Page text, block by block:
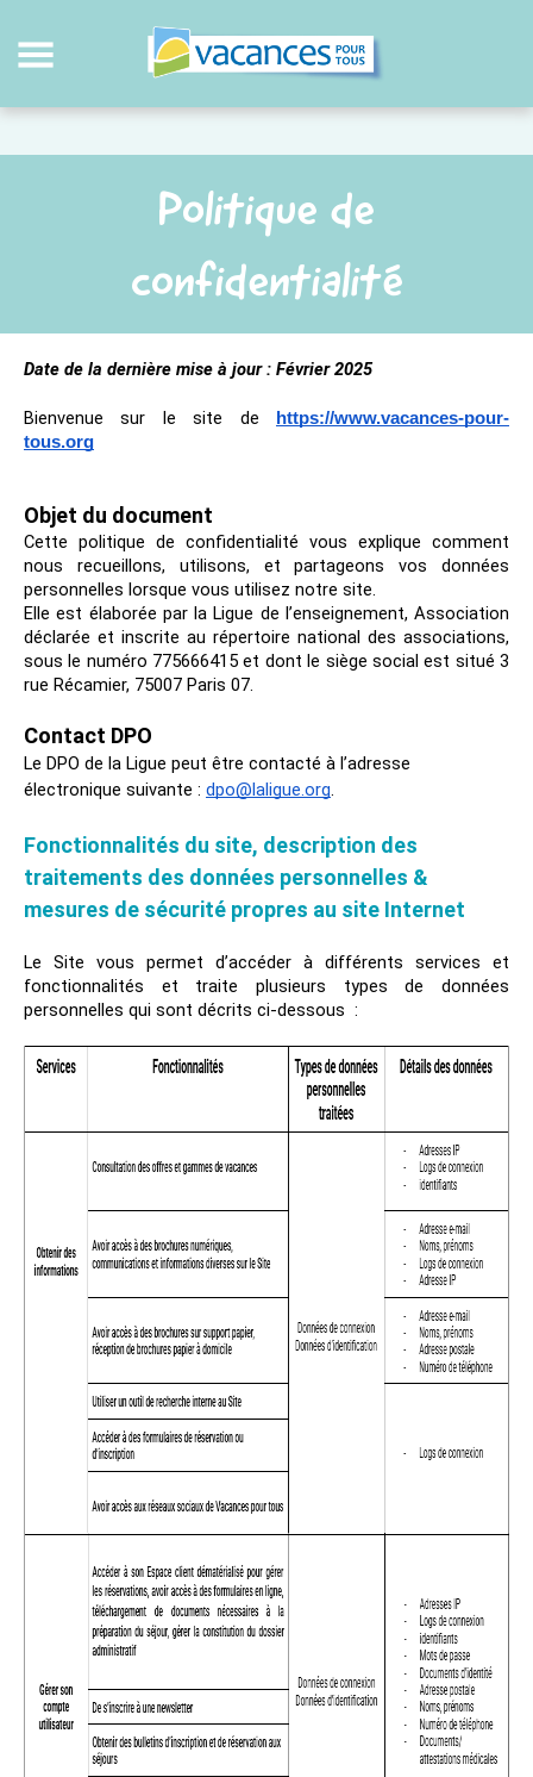
Politique de
confidentialité
Date de la dernière mise à jour : Février 2025
Bienvenue sur le site de
https://www.vacances-pour-
tous.org
Objet du document
Cette politique de confidentialité vous explique comment
nous recueillons, utilisons, et partageons vos données
personnelles lorsque vous utilisez notre site.
Elle est élaborée par la Ligue de l’enseignement, Association
déclarée et inscrite au répertoire national des associations,
sous le numéro 775666415 et dont le siège social est situé 3
rue Récamier, 75007 Paris 07.
Contact DPO
Le DPO de la Ligue peut être contacté à l’adresse
électronique suivante : dpo@laligue.org.
Fonctionnalités du site, description des
traitements des données personnelles &
mesures de sécurité propres au site Internet
Le Site vous permet d’accéder à différents services et
fonctionnalités et traite plusieurs types de données
personnelles qui sont décrits ci-dessous :